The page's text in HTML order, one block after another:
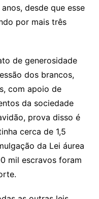
desde que esse
por mais três
de generosidade
dos brancos,
com apoio de
da sociedade
prova disso é
cerca de 1,5
da Lei áurea
mil escravos foram